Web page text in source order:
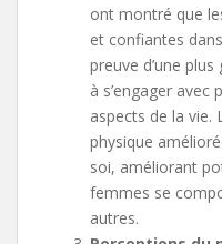
ont montré que
et confiantes
preuve d’une
à s’engager avec
aspects de la vie.
physique
soi, améliorant
femmes se
autres.